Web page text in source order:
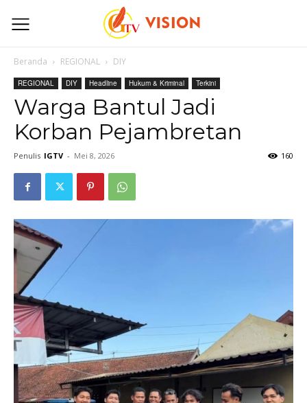
Beranda REGIONAL DIY
REGIONAL DIY Headline Hukum & Kriminal Terkini
Warga Bantul Jadi
Korban Pejambretan
Penulis IGTV - Mei 8, 2026 160